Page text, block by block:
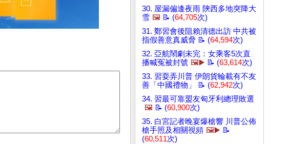
30. 屋漏偏逢夜雨 陝西多地突降大
雪 🖼️ 📝 (64,705次)
31. 鄭習會後阻賴清德出訪 中共被
指假善意真威脅 📝 (64,594次)
32. 亞航鬧劇未完：女乘客5次直
播喊冤被封號 🖼️▶️ 📝 (63,614次)
33. 習耍弄川普 伊朗貨輪載有不友
善「中國禮物」 📝 (62,942次)
34. 習最可靠盟友匈牙利總理敗選
🖼️ 📝 (60,900次)
35. 白宮記者晚宴爆槍響 川普公佈
槍手照及相關視頻 🖼️▶️ 📝
(60,511次)